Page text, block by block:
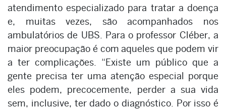
atendimento especializado para tratar a doença
e, muitas vezes, são acompanhados nos
ambulatórios de UBS. Para o professor Cléber, a
maior preocupação é com aqueles que podem vir
a ter complicações. “Existe um público que a
gente precisa ter uma atenção especial porque
eles podem, precocemente, perder a sua vida
sem, inclusive, ter dado o diagnóstico. Por isso é